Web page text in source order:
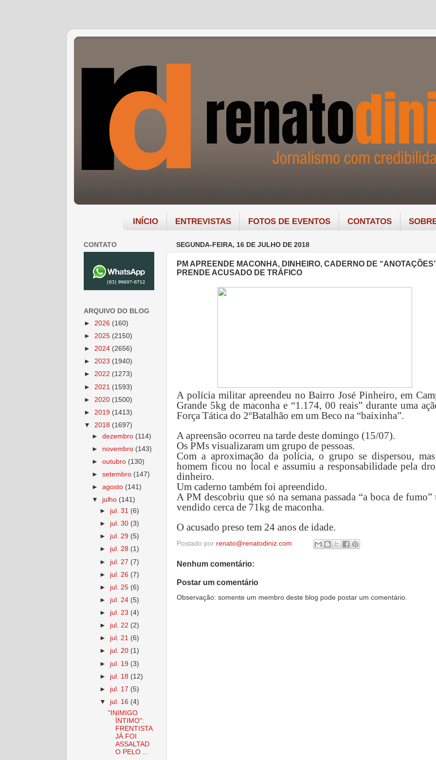
INÍCIO ENTREVISTAS FOTOS DE EVENTOS CONTATOS
SEGUNDA-FEIRA, 16 DE JULHO DE 2018
PM APREENDE MACONHA, DINHEIRO, CADERNO DE
PRENDE ACUSADO DE TRÁFICO
A polícia militar apreendeu no Bairro José Pinheiro, em
Grande 5kg de maconha e “1.174, 00 reais” durante uma
Força Tática do 2ºBatalhão em um Beco na “baixinha”.
A apreensão ocorreu na tarde deste domingo (15/07).
Os PMs visualizaram um grupo de pessoas.
Com a aproximação da polícia, o grupo se dispersou,
homem ficou no local e assumiu a responsabilidade pela
dinheiro.
Um caderno também foi apreendido.
A PM descobriu que só na semana passada “a boca de fumo”
vendido cerca de 71kg de maconha.
O acusado preso tem 24 anos de idade.
Postado por renato@renatodiniz.com
Nenhum comentário:
Postar um comentário
Observação: somente um membro deste blog pode postar um comentário.
CONTATO
ARQUIVO DO BLOG
► 2026 (160)
► 2025 (2150)
► 2024 (2656)
► 2023 (1940)
► 2022 (1273)
► 2021 (1593)
► 2020 (1500)
► 2019 (1413)
▼ 2018 (1697)
►dezembro (114)
► novembro (143)
►outubro (130)
►setembro (147)
►agosto (141)
▼ julho (141)
► jul. 31 (6)
► jul. 30 (3)
► jul. 29 (5)
► jul. 28 (1)
► jul. 27 (7)
► jul. 26 (7)
► jul. 25 (6)
► jul. 24 (5)
► jul. 23 (4)
► jul. 22 (2)
► jul. 21 (6)
► jul. 20 (1)
► jul. 19 (3)
► jul. 18 (12)
► jul. 17 (5)
▼ jul. 16 (4)
"INIMIGO
ÍNTIMO":
FRENTISTA
JÁ FOI
ASSALTAD
O PELO ...